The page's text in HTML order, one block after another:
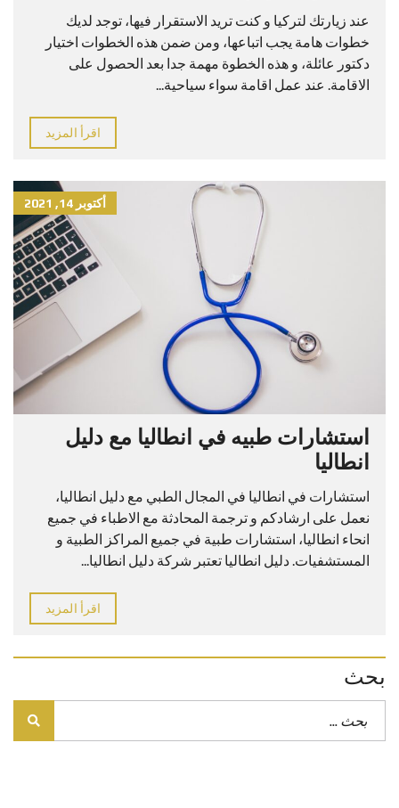
عند زيارتك لتركيا و كنت تريد الاستقرار فيها، توجد لديك
خطوات هامة يجب اتباعها، ومن ضمن هذه الخطوات اختيار
دكتور عائلة، و هذه الخطوة مهمة جدا بعد الحصول على
الاقامة. عند عمل اقامة سواء سياحية...
اقرأ المزيد
أكتوبر 14, 2021
استشارات طبيه في انطاليا مع دليل
انطاليا
استشارات في انطاليا في المجال الطبي مع دليل انطاليا،
نعمل على ارشادكم و ترجمة المحادثة مع الاطباء في جميع
انحاء انطاليا، استشارات طبية في جميع المراكز الطبية و
المستشفيات. دليل انطاليا تعتبر شركة دليل انطاليا...
اقرأ المزيد
بحث